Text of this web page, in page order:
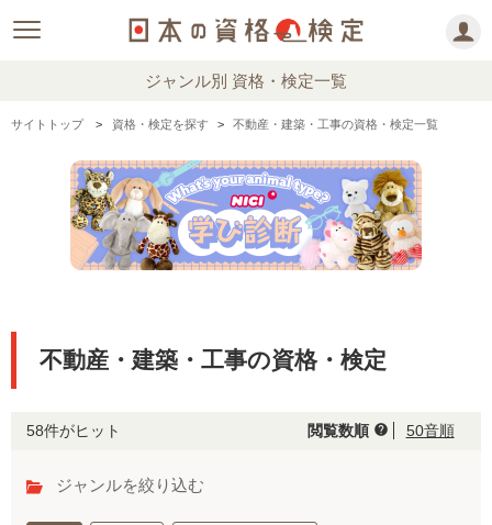
ジャンル別 資格・検定一覧
サイトトップ 資格・検定を探す 不動産・建築・工事の資格・検定一覧
不動産・建築・工事の資格・検定
58件がヒット 閲覧数順 help 50音順
ジャンルを絞り込む